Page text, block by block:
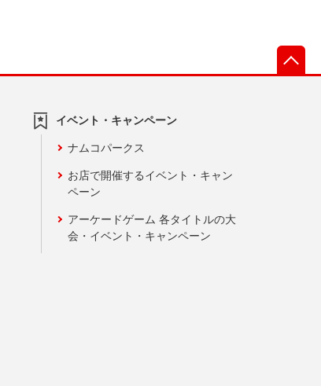
イベント・キャンペーン
ナムコパークス
お店で開催するイベント・キャン
ペーン
アーケードゲーム 各タイトルの大
会・イベント・キャンペーン